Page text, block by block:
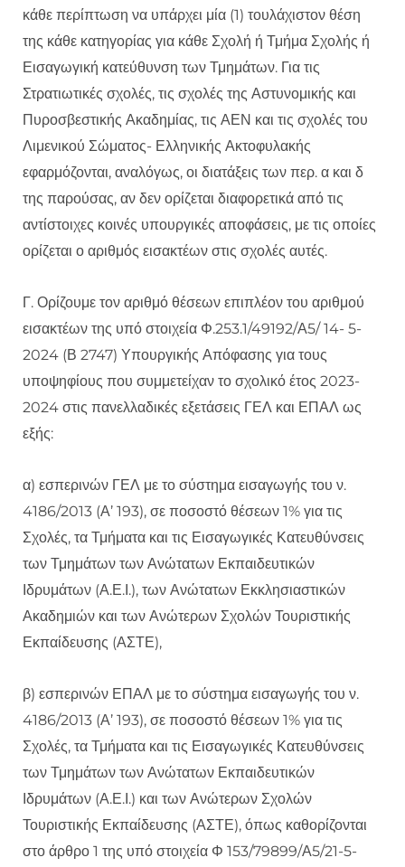
κάθε περίπτωση να υπάρχει μία (1) τουλάχιστον θέση
της κάθε κατηγορίας για κάθε Σχολή ή Τμήμα Σχολής ή
Εισαγωγική κατεύθυνση των Τμημάτων. Για τις
Στρατιωτικές σχολές, τις σχολές της Αστυνομικής και
Πυροσβεστικής Ακαδημίας, τις ΑΕΝ και τις σχολές του
Λιμενικού Σώματος- Ελληνικής Ακτοφυλακής
εφαρμόζονται, αναλόγως, οι διατάξεις των περ. α και δ
της παρούσας, αν δεν ορίζεται διαφορετικά από τις
αντίστοιχες κοινές υπουργικές αποφάσεις, με τις οποίες
ορίζεται ο αριθμός εισακτέων στις σχολές αυτές.
Γ. Ορίζουμε τον αριθμό θέσεων επιπλέον του αριθμού
εισακτέων της υπό στοιχεία Φ.253.1/49192/Α5/ 14- 5-
2024 (Β 2747) Υπουργικής Απόφασης για τους
υποψηφίους που συμμετείχαν το σχολικό έτος 2023-
2024 στις πανελλαδικές εξετάσεις ΓΕΛ και ΕΠΑΛ ως
εξής:
α) εσπερινών ΓΕΛ με το σύστημα εισαγωγής του ν.
4186/2013 (Α’ 193), σε ποσοστό θέσεων 1% για τις
Σχολές, τα Τμήματα και τις Εισαγωγικές Κατευθύνσεις
των Τμημάτων των Ανώτατων Εκπαιδευτικών
Ιδρυμάτων (Α.Ε.Ι.), των Ανώτατων Εκκλησιαστικών
Ακαδημιών και των Ανώτερων Σχολών Τουριστικής
Εκπαίδευσης (ΑΣΤΕ),
β) εσπερινών ΕΠΑΛ με το σύστημα εισαγωγής του ν.
4186/2013 (Α’ 193), σε ποσοστό θέσεων 1% για τις
Σχολές, τα Τμήματα και τις Εισαγωγικές Κατευθύνσεις
των Τμημάτων των Ανώτατων Εκπαιδευτικών
Ιδρυμάτων (Α.Ε.Ι.) και των Ανώτερων Σχολών
Τουριστικής Εκπαίδευσης (ΑΣΤΕ), όπως καθορίζονται
στο άρθρο 1 της υπό στοιχεία Φ 153/79899/Α5/21-5-